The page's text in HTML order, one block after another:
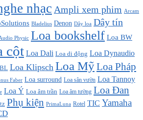
nhạc Ampli xem phim Arcam
Bladelius Denon Dây loa Dây tín
Physic Loa bookshelf Loa BW
cột Loa Dali Loa di động Loa Dynaudio
Loa Klipsch Loa MỹLoa Pháp
Faber Loa surround Loa sân vườn Loa Tannoy
Loa Ý Loa âm trần Loa âm tường Loa Đan
Phụ kiện PrimaLuna Rotel TIC Yamaha